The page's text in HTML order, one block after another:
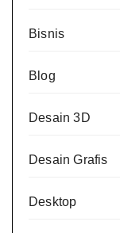
Bisnis
Blog
Desain 3D
Desain Grafis
Desktop